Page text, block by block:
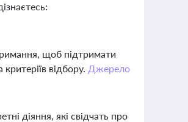
щоб підтримати
відбору. Джерело
діяння, які свідчать про